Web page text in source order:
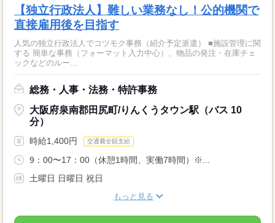
【独立行政法人】難しい業務なし！公的機関で
直接雇用後を目指す
人気の独立行政法人でコツモク事務（紹介予定派遣） ■施設管理に関
する 簡単な事務（フォーマット入力中心）、物品の発注・在庫チェ
ックなどのルー...
総務・人事・法務・特許事務
大阪府泉南郡田尻町/りんくうタウン駅（バス 10
分）
時給1,400円 交通費全額支給
9：00〜17：00（休憩1時間、実働7時間）※...
土曜日 日曜日 祝日
もっと見る